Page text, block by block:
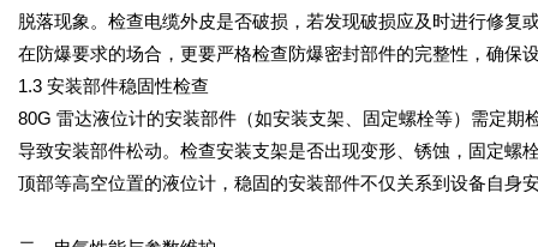
脱落现象。检查电缆外皮是否破损，若发现破损应及时进行修
在防爆要求的场合，更要严格检查防爆密封部件的完整性，确保
1.3 安装部件稳固性检查
80G 雷达液位计的安装部件（如安装支架、固定螺栓等）需定
导致安装部件松动。检查安装支架是否出现变形、锈蚀，固定螺
顶部等高空位置的液位计，稳固的安装部件不仅关系到设备自身